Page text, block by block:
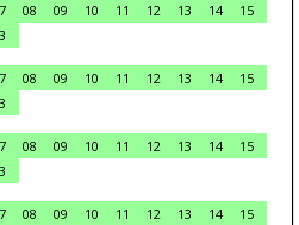
08 09 10 11 12 13 14
15
08 09 10 11 12 13 14
15
08 09 10 11 12 13 14
15
08 09 10 11 12 13 14 15